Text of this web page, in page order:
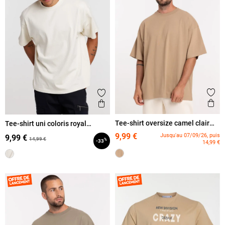
Ajouter aux favoris
Aperçu rapide
Tee-shirt uni coloris royal
9,99 € 14,99 € -33%
Tee-shirt oversize camel clair
9,99 €
Jusqu'au 07/09/26, puis
14,99 €